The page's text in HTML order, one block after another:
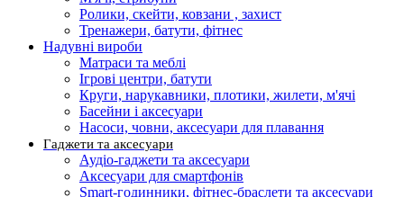
Ролики, скейти, ковзани , захист
Тренажери, батути, фітнес
Надувні вироби
Матраси та меблі
Ігрові центри, батути
Круги, нарукавники, плотики, жилети, м'ячі
Басейни і аксесуари
Насоси, човни, аксесуари для плавання
Гаджети та аксесуари
Аудіо-гаджети та аксесуари
Аксесуари для смартфонів
Smart-годинники, фітнес-браслети та аксесуари